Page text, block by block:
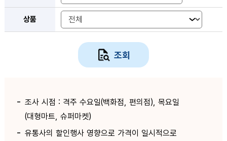
상품
조회
조사 시점 : 격주 수요일(백화점, 편의점), 목요일
(대형마트, 슈퍼마켓)
유통사의 할인행사 영향으로 가격이 일시적으로